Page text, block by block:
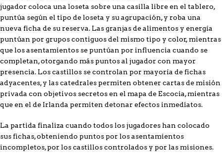
jugador coloca una loseta sobre una casilla libre en el tablero,
puntúa según el tipo de loseta y su agrupación, y roba una
nueva ficha de su reserva. Las granjas de alimentos y energía
puntúan por grupos contiguos del mismo tipo y color, mientras
que los asentamientos se puntúan por influencia cuando se
completan, otorgando más puntos al jugador con mayor
presencia. Los castillos se controlan por mayoría de fichas
adyacentes, y las catedrales permiten obtener cartas de misión
privada con objetivos secretos en el mapa de Escocia, mientras
que en el de Irlanda permiten detonar efectos inmediatos.
La partida finaliza cuando todos los jugadores han colocado
sus fichas, obteniendo puntos por los asentamientos
incompletos, por los castillos controlados y por las misiones.